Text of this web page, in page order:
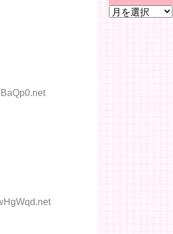
ア